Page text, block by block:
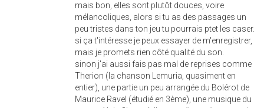
mais bon, elles sont plutôt douces, voire
mélancoliques, alors si tu as des passages un
peu tristes dans ton jeu tu pourrais ptet les caser.
si ça t'intéresse je peux essayer de m'enregistrer,
mais je promets rien côté qualité du son.
sinon j'ai aussi fais pas mal de reprises comme
Therion (la chanson Lemuria, quasiment en
entier), une partie un peu arrangée du Bolérot de
Maurice Ravel (étudié en 3ème), une musique du